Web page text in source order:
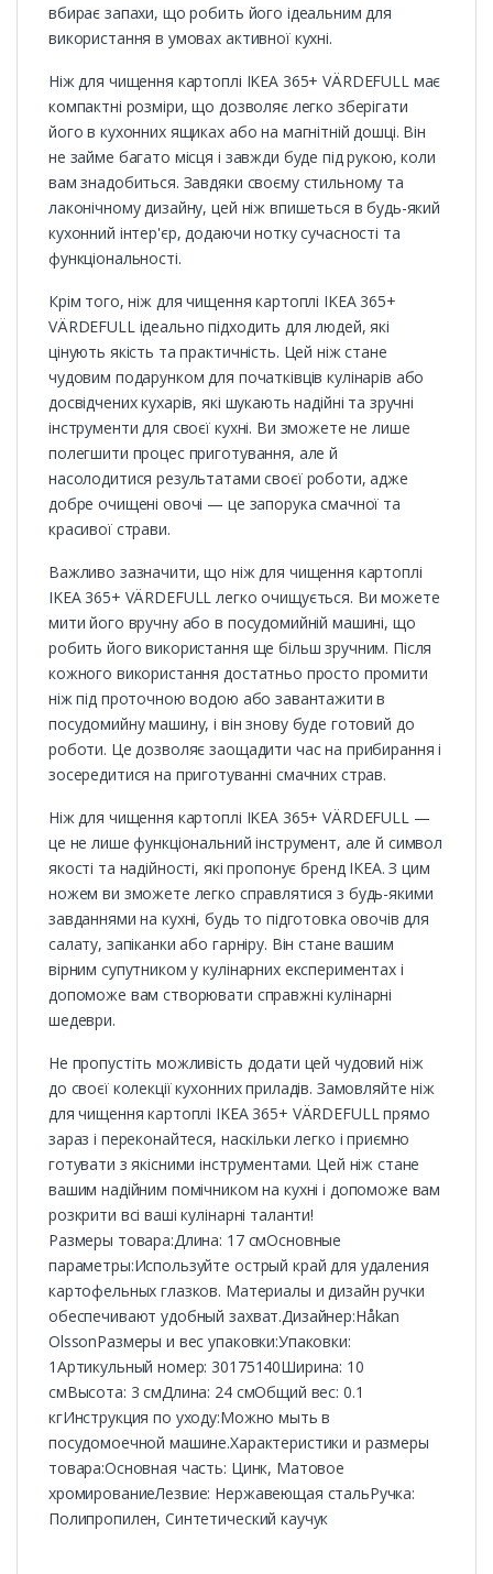
вбирає запахи, що робить його ідеальним для
використання в умовах активної кухні.
Ніж для чищення картоплі IKEA 365+ VÄRDEFULL має
компактні розміри, що дозволяє легко зберігати
його в кухонних ящиках або на магнітній дошці. Він
не займе багато місця і завжди буде під рукою, коли
вам знадобиться. Завдяки своєму стильному та
лаконічному дизайну, цей ніж впишеться в будь-який
кухонний інтер'єр, додаючи нотку сучасності та
функціональності.
Крім того, ніж для чищення картоплі IKEA 365+
VÄRDEFULL ідеально підходить для людей, які
цінують якість та практичність. Цей ніж стане
чудовим подарунком для початківців кулінарів або
досвідчених кухарів, які шукають надійні та зручні
інструменти для своєї кухні. Ви зможете не лише
полегшити процес приготування, але й
насолодитися результатами своєї роботи, адже
добре очищені овочі — це запорука смачної та
красивої страви.
Важливо зазначити, що ніж для чищення картоплі
IKEA 365+ VÄRDEFULL легко очищується. Ви можете
мити його вручну або в посудомийній машині, що
робить його використання ще більш зручним. Після
кожного використання достатньо просто промити
ніж під проточною водою або завантажити в
посудомийну машину, і він знову буде готовий до
роботи. Це дозволяє заощадити час на прибирання і
зосередитися на приготуванні смачних страв.
Ніж для чищення картоплі IKEA 365+ VÄRDEFULL —
це не лише функціональний інструмент, але й символ
якості та надійності, які пропонує бренд IKEA. З цим
ножем ви зможете легко справлятися з будь-якими
завданнями на кухні, будь то підготовка овочів для
салату, запіканки або гарніру. Він стане вашим
вірним супутником у кулінарних експериментах і
допоможе вам створювати справжні кулінарні
шедеври.
Не пропустіть можливість додати цей чудовий ніж
до своєї колекції кухонних приладів. Замовляйте ніж
для чищення картоплі IKEA 365+ VÄRDEFULL прямо
зараз і переконайтеся, наскільки легко і приємно
готувати з якісними інструментами. Цей ніж стане
вашим надійним помічником на кухні і допоможе вам
розкрити всі ваші кулінарні таланти!
Размеры товара:Длина: 17 смОсновные
параметры:Используйте острый край для удаления
картофельных глазков. Материалы и дизайн ручки
обеспечивают удобный захват.Дизайнер:Håkan
OlssonРазмеры и вес упаковки:Упаковки:
1Артикульный номер: 30175140Ширина: 10
смВысота: 3 смДлина: 24 смОбщий вес: 0.1
кгИнструкция по уходу:Можно мыть в
посудомоечной машине.Характеристики и размеры
товара:Основная часть: Цинк, Матовое
хромированиеЛезвие: Нержавеющая стальРучка:
Полипропилен, Синтетический каучук